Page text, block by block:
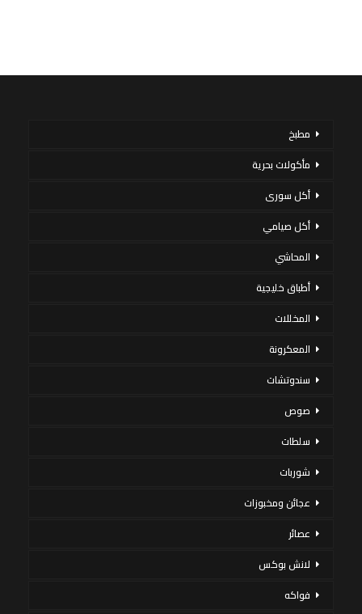
مطبخ
مأكولات بحرية
أكل سورى
أكل صيامي
المحاشي
أطباق خليجية
المخللات
المعكرونة
سندوتشات
صوص
سلطات
شوربات
عجائن ومخبوزات
عصائر
لانش بوكس
فواكه